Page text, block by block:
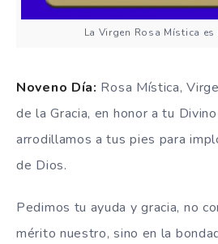
La Virgen Rosa Mística
Noveno Día: Rosa Mística,
de la Gracia, en honor a tu
arrodillamos a tus pies para
de Dios.
Pedimos tu ayuda y gracia, no
mérito nuestro, sino en la